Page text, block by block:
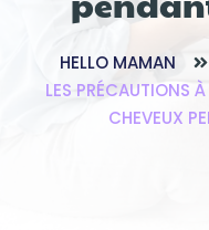
HELLO MAMAN
LES PRÉCAUTIONS
CHEVEUX